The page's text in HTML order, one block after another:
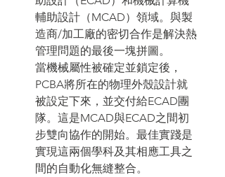
輔助設計（MCAD）領域。與製
造商/加工廠的密切合作是解決熱
管理問題的最後一塊拼圖。
當機械屬性被確定並鎖定後，
PCBA將所在的物理外殼設計就
被設定下來，並交付給ECAD團
隊。這是MCAD與ECAD之間初
步雙向協作的開始。最佳實踐是
實現這兩個學科及其相應工具之
間的自動化無縫整合。